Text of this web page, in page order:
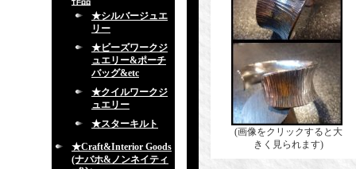
★シルバージュエ
リー
★ビーズワークジ
ュエリー&ポーチ
バッグ&etc
★クイルワークジ
ュエリー
★スターキルト
★Craft&Interior Goods
(ナバホ&ノンネイティ
(画像をクリックすると大
きく見られます)